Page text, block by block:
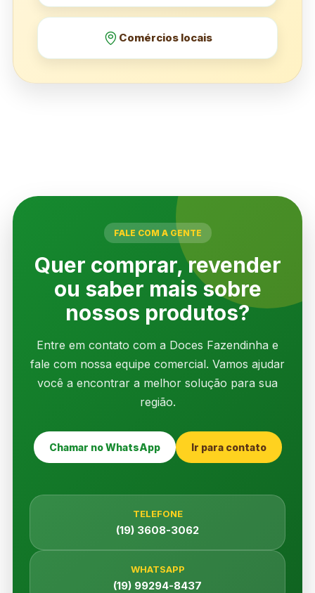
Comércios locais
FALE COM A GENTE
Quer comprar, revender
ou saber mais sobre
nossos produtos?
Entre em contato com a Doces Fazendinha e
fale com nossa equipe comercial. Vamos ajudar
você a encontrar a melhor solução para sua
região.
Chamar no WhatsApp Ir para contato
TELEFONE
(19) 3608-3062
WHATSAPP
(19) 99294-8437